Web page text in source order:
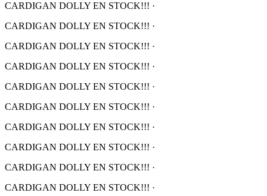
CARDIGAN DOLLY EN STOCK!!! ·
CARDIGAN DOLLY EN STOCK!!! ·
CARDIGAN DOLLY EN STOCK!!! ·
CARDIGAN DOLLY EN STOCK!!! ·
CARDIGAN DOLLY EN STOCK!!! ·
CARDIGAN DOLLY EN STOCK!!! ·
CARDIGAN DOLLY EN STOCK!!! ·
CARDIGAN DOLLY EN STOCK!!! ·
CARDIGAN DOLLY EN STOCK!!! ·
CARDIGAN DOLLY EN STOCK!!! ·